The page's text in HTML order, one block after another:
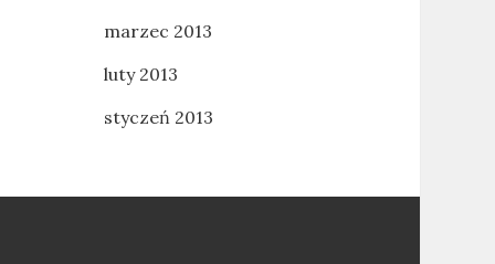
marzec 2013
luty 2013
styczeń 2013